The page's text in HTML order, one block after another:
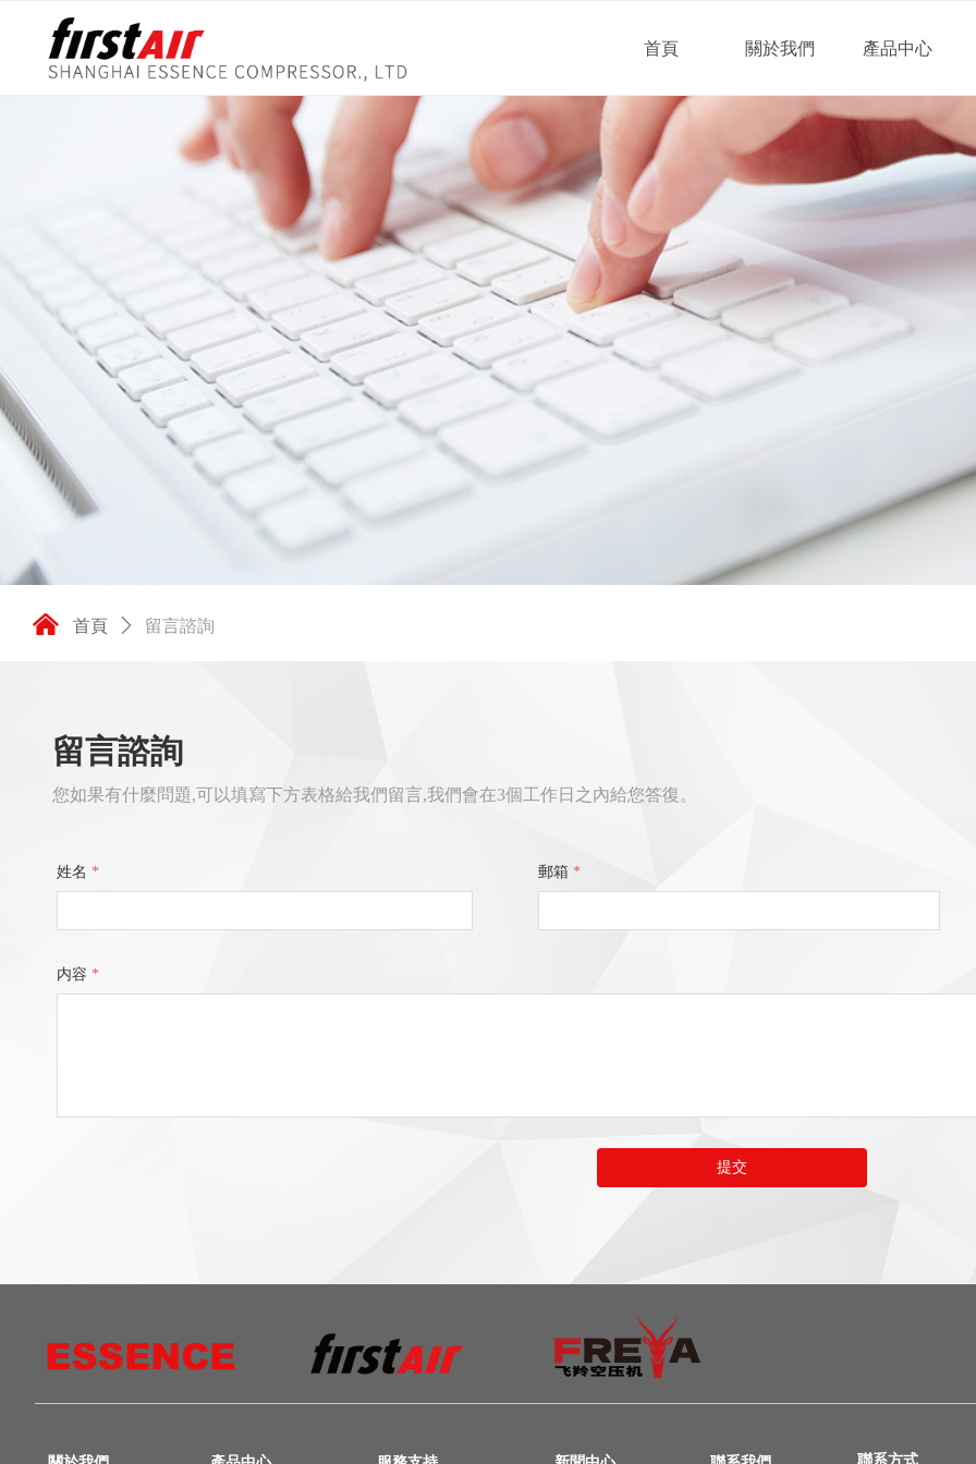
首頁 關於我們 產品中心
낀 首頁 ꄲ 留言諮詢
留言諮詢
您如果有什麼問題,可以填寫下方表格給我們留言,我們會在3個工作日之內給您答復。
姓名 * 郵箱 *
内容 *
提交
聯系方式